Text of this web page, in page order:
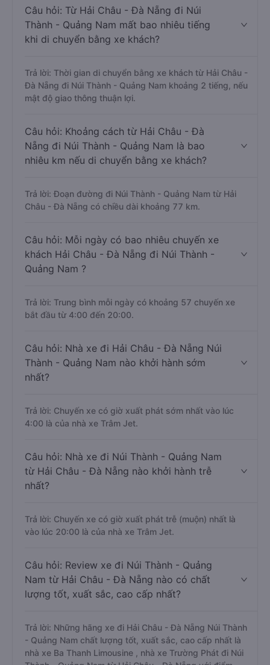
Câu hỏi: Từ Hải Châu - Đà Nẵng đi Núi
Thành - Quảng Nam mất bao nhiêu tiếng
khi di chuyển bằng xe khách?
Trả lời: Thời gian di chuyển bằng xe khách từ Hải Châu -
Đà Nẵng đi Núi Thành - Quảng Nam khoảng 2 tiếng, nếu
mật độ giao thông thuận lợi.
Câu hỏi: Khoảng cách từ Hải Châu - Đà
Nẵng đi Núi Thành - Quảng Nam là bao
nhiêu km nếu di chuyển bằng xe khách?
Trả lời: Đoạn đường đi Núi Thành - Quảng Nam từ Hải
Châu - Đà Nẵng có chiều dài khoảng 77 km.
Câu hỏi: Mỗi ngày có bao nhiêu chuyến xe
khách Hải Châu - Đà Nẵng đi Núi Thành -
Quảng Nam ?
Trả lời: Trung bình mỗi ngày có khoảng 57 chuyến xe
bắt đầu từ 4:00 đến 20:00.
Câu hỏi: Nhà xe đi Hải Châu - Đà Nẵng Núi
Thành - Quảng Nam nào khởi hành sớm
nhất?
Trả lời: Chuyến xe có giờ xuất phát sớm nhất vào lúc
4:00 là của nhà xe Trâm Jet.
Câu hỏi: Nhà xe đi Núi Thành - Quảng Nam
từ Hải Châu - Đà Nẵng nào khởi hành trễ
nhất?
Trả lời: Chuyến xe có giờ xuất phát trễ (muộn) nhất là
vào lúc 20:00 là của nhà xe Trâm Jet.
Câu hỏi: Review xe đi Núi Thành - Quảng
Nam từ Hải Châu - Đà Nẵng nào có chất
lượng tốt, xuất sắc, cao cấp nhất?
Trả lời: Những hãng xe đi Hải Châu - Đà Nẵng Núi Thành
- Quảng Nam chất lượng tốt, xuất sắc, cao cấp nhất là
nhà xe Ba Thanh Limousine , nhà xe Trường Phát đi Núi